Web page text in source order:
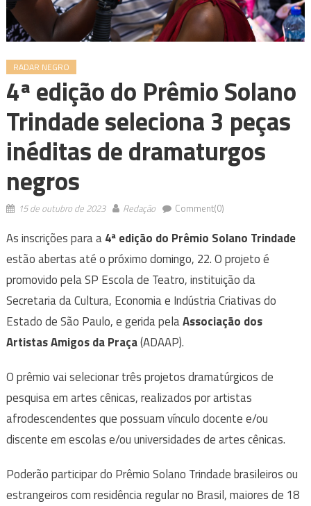
RADAR NEGRO
4ª edição do Prêmio Solano
Trindade seleciona 3 peças
inéditas de dramaturgos
negros
15 de outubro de 2023 Redação Comment(0)
As inscrições para a4ª edição do Prêmio Solano Trindade
estão abertas até o próximo domingo, 22. O projeto é
promovido pela SP Escola de Teatro, instituição da
Secretaria da Cultura, Economia e Indústria Criativas do
Estado de São Paulo, e gerida pelaAssociação dos
Artistas Amigos da Praça(ADAAP).
O prêmio vai selecionar três projetos dramatúrgicos de
pesquisa em artes cênicas, realizados por artistas
afrodescendentes que possuam vínculo docente e/ou
discente em escolas e/ou universidades de artes cênicas.
Poderão participar do Prêmio Solano Trindade brasileiros ou
estrangeiros com residência regular no Brasil, maiores de 18